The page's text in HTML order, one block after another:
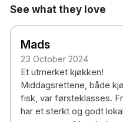
See what they love
Mads
23 October 2024
Et utmerket kjøkken!
Middagsrettene, både
fisk, var førsteklasses.
har et sterkt og godt